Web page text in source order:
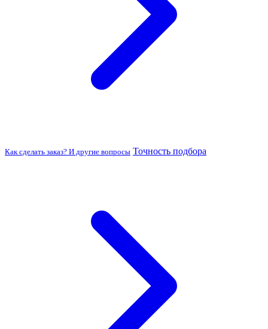
Как сделать заказ? И другие вопросы Точность подбора